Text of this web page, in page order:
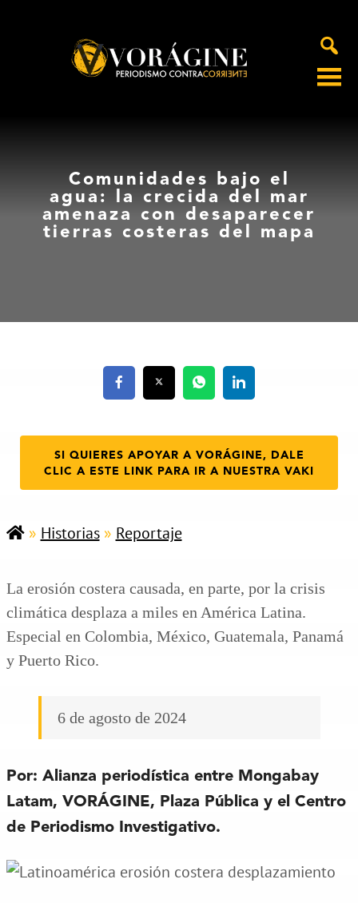
Comunidades bajo el
agua: la crecida del mar
amenaza con desaparecer
tierras costeras del mapa
SI QUIERES APOYAR A VORÁGINE, DALE
CLIC A ESTE LINK PARA IR A NUESTRA VAKI
» Historias» Reportaje
La erosión costera causada, en parte, por la crisis
climática desplaza a miles en América Latina.
Especial en Colombia, México, Guatemala, Panamá
y Puerto Rico.
6 de agosto de 2024
Por: Alianza periodística entre Mongabay
Latam, VORÁGINE, Plaza Pública y el Centro
de Periodismo Investigativo.